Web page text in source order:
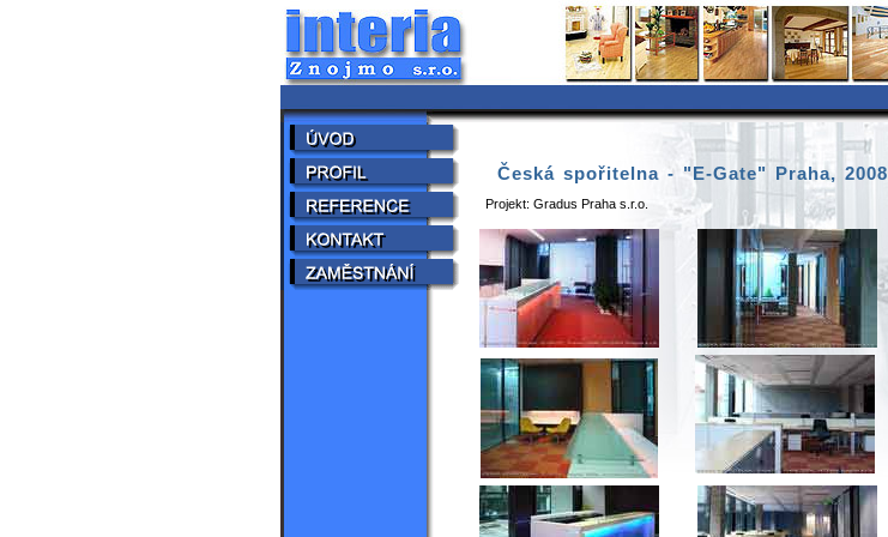
Česká spořitelna - "E-Gate" Praha, 2008
Projekt: Gradus Praha s.r.o.